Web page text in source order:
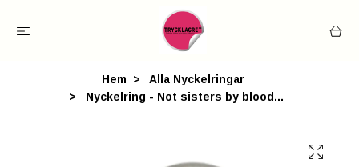
Hem
Alla Nyckelringar
Nyckelring - Not sisters by blood...